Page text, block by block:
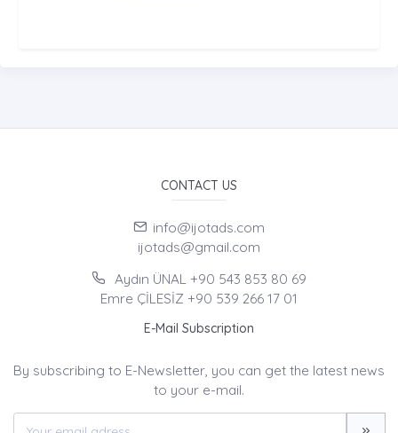
CONTACT US
info@ijotads.com
ijotads@gmail.com
Aydın ÜNAL +90 543 853 80 69
Emre ÇİLESİZ +90 539 266 17 01
E-Mail Subscription
By subscribing to E-Newsletter, you can get the latest news
to your e-mail.